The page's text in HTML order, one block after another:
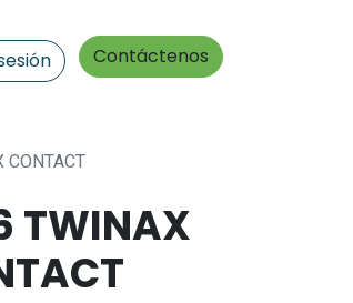
Contáctenos
TWINAX